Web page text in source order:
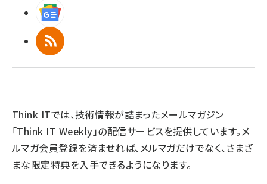
RSS
Think ITでは、技術情報が詰まったメールマガジン
「Think IT Weekly」の配信サービスを提供しています。メ
ルマガ会員登録を済ませれば、メルマガだけでなく、さまざ
まな限定特典を入手できるようになります。